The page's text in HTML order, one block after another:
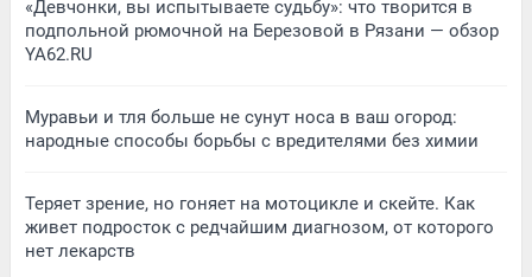
«Девчонки, вы испытываете судьбу»: что творится в
подпольной рюмочной на Березовой в Рязани — обзор
YA62.RU
Муравьи и тля больше не сунут носа в ваш огород:
народные способы борьбы с вредителями без химии
Теряет зрение, но гоняет на мотоцикле и скейте. Как
живет подросток с редчайшим диагнозом, от которого
нет лекарств